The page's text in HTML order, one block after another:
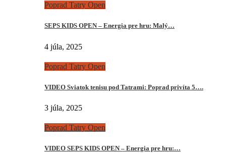
Poprad Tatry Open
SEPS KIDS OPEN – Energia pre hru: Malý…
4 júla, 2025
Poprad Tatry Open
VIDEO Sviatok tenisu pod Tatrami: Poprad privíta 5….
3 júla, 2025
Poprad Tatry Open
VIDEO SEPS KIDS OPEN – Energia pre hru:…